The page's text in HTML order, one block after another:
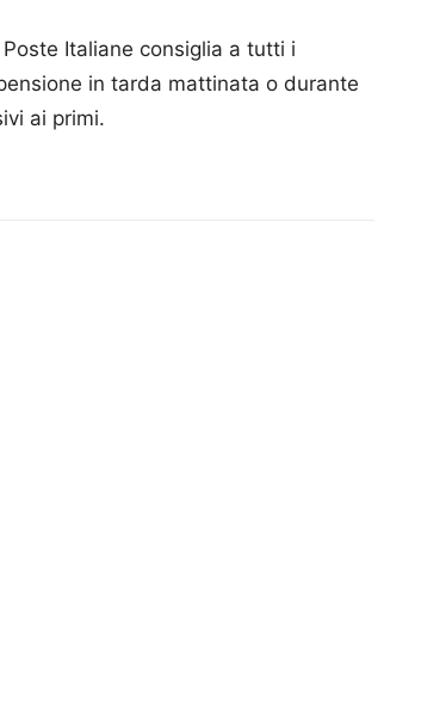
Italiane consiglia a tutti i
in tarda mattinata o durante
ai primi.